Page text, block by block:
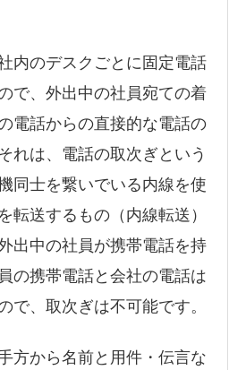
内のデスクごとに固定電話
で、外出中の社員宛ての着
電話からの直接的な電話の
れは、電話の取次ぎという
同士を繋いでいる内線を使
転送するもの（内線転送）
出中の社員が携帯電話を持
の携帯電話と会社の電話は
で、取次ぎは不可能です。
方から名前と用件・伝言な